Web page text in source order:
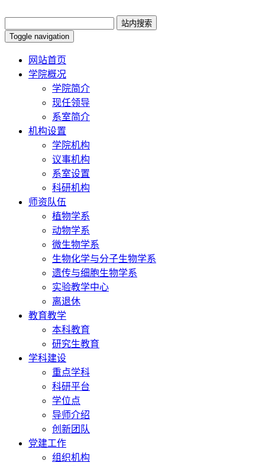
Toggle navigation
网站首页
学院概况
学院简介
现任领导
系室简介
机构设置
学院机构
议事机构
系室设置
科研机构
师资队伍
植物学系
动物学系
微生物学系
生物化学与分子生物学系
遗传与细胞生物学系
实验教学中心
离退休
教育教学
本科教育
研究生教育
学科建设
重点学科
科研平台
学位点
导师介绍
创新团队
党建工作
组织机构